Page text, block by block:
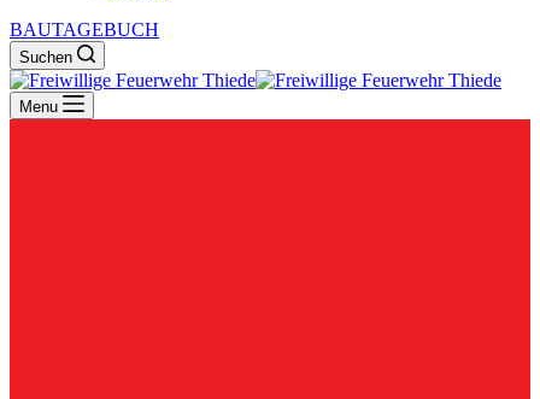
BAUTAGEBUCH
Suchen
Menu